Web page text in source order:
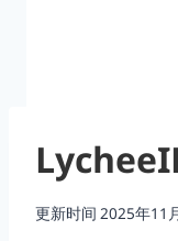
更新时间 2025年11